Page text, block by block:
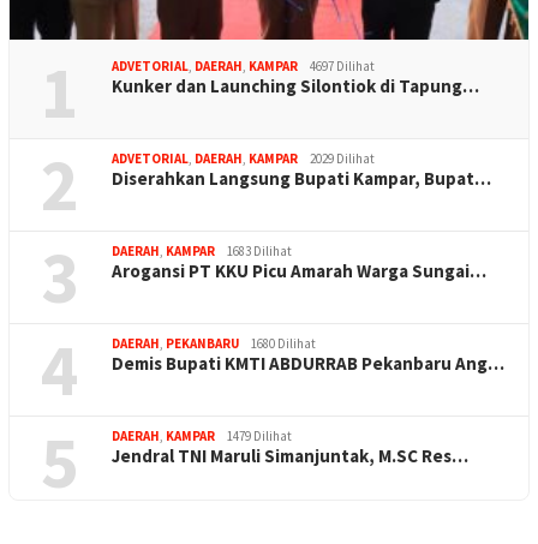
1 ADVETORIAL, DAERAH, KAMPAR 4697 Dilihat
Kunker dan Launching Silontiok di Tapung…
2 ADVETORIAL, DAERAH, KAMPAR 2029 Dilihat
Diserahkan Langsung Bupati Kampar, Bupat…
3 DAERAH, KAMPAR 1683 Dilihat
Arogansi PT KKU Picu Amarah Warga Sungai…
4 DAERAH, PEKANBARU 1680 Dilihat
Demis Bupati KMTI ABDURRAB Pekanbaru Ang…
5 DAERAH, KAMPAR 1479 Dilihat
Jendral TNI Maruli Simanjuntak, M.SC Res…